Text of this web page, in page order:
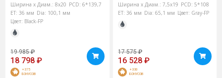
Ширина х Диам.: 8x20 PCD: 6*139,7
ET: 36 мм Dia: 100,1 мм
Цвет: Black-FP
19 985 ₽
18 798 ₽
+375
БОНУСОВ
Ширина х Диам.: 7,5x19 PCD: 5*108
ET: 36 мм Dia: 65,1 мм Цвет: Gray-FP
17 575 ₽
16 528 ₽
+330
БОНУСОВ